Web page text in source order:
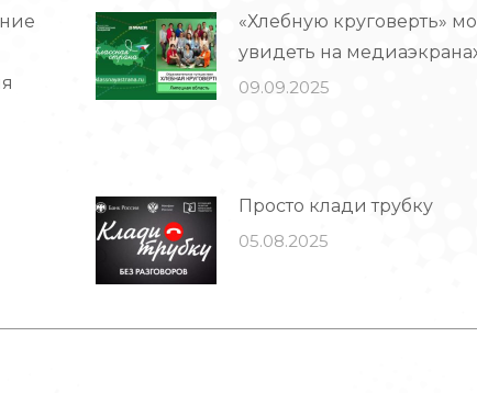
«Хлебную круговерть»
увидеть на
09.09.2025
Просто клади трубку
05.08.2025